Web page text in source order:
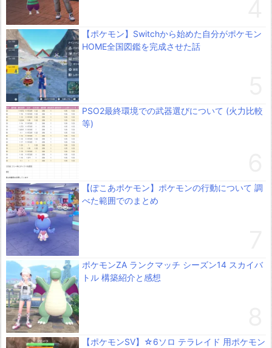
【ポケモン】Switchから始めた自分がポケモン
HOME全国図鑑を完成させた話
PSO2最終環境での武器選びについて (火力比較
等)
【ぽこあポケモン】ポケモンの行動について 調
べた範囲でのまとめ
ポケモンZA ランクマッチ シーズン14 スカイバ
トル 構築紹介と感想
【ポケモンSV】☆6ソロ テラレイド 用ポケモン